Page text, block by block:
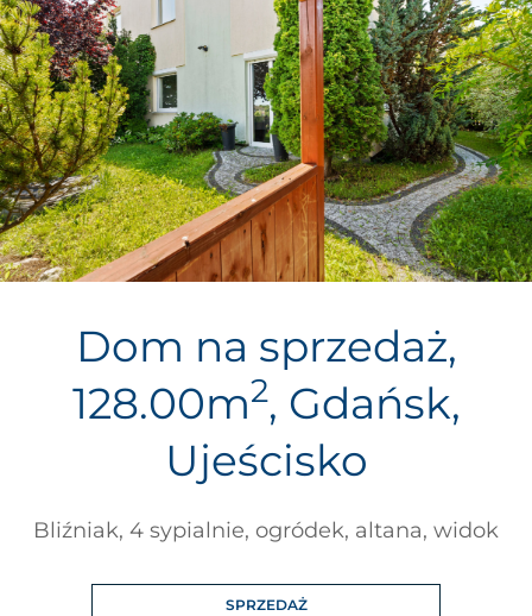
Dom na sprzedaż,
128.00m2, Gdańsk,
Ujeścisko
Bliźniak, 4 sypialnie, ogródek, altana, widok
SPRZEDAŻ